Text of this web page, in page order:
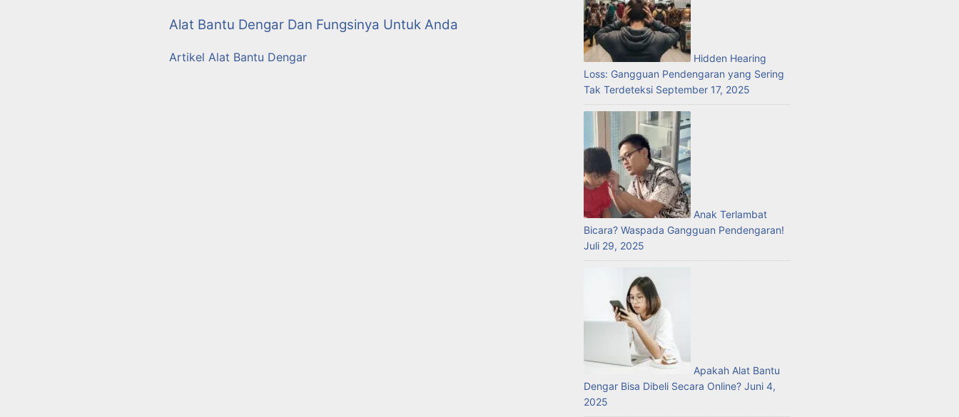
Alat Bantu Dengar Dan Fungsinya Untuk Anda
Artikel Alat Bantu Dengar
Hidden Hearing
Loss: Gangguan Pendengaran yang Sering
Tak Terdeteksi September 17, 2025
Anak Terlambat
Bicara? Waspada Gangguan Pendengaran!
Juli 29, 2025
Apakah Alat Bantu
Dengar Bisa Dibeli Secara Online? Juni 4,
2025